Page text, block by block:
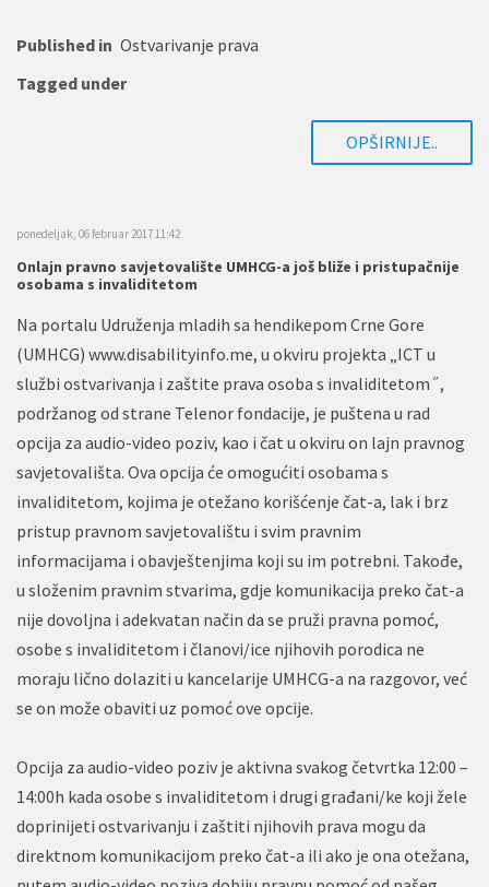
Published in Ostvarivanje prava
Tagged under
OPŠIRNIJE..
ponedeljak, 06 februar 2017 11:42
Onlajn pravno savjetovalište UMHCG-a još bliže i pristupačnije
osobama s invaliditetom
Na portalu Udruženja mladih sa hendikepom Crne Gore
(UMHCG) www.disabilityinfo.me, u okviru projekta „ICT u
službi ostvarivanja i zaštite prava osoba s invaliditetom˝,
podržanog od strane Telenor fondacije, je puštena u rad
opcija za audio-video poziv, kao i čat u okviru on lajn pravnog
savjetovališta. Ova opcija će omogućiti osobama s
invaliditetom, kojima je otežano korišćenje čat-a, lak i brz
pristup pravnom savjetovalištu i svim pravnim
informacijama i obavještenjima koji su im potrebni. Takođe,
u složenim pravnim stvarima, gdje komunikacija preko čat-a
nije dovoljna i adekvatan način da se pruži pravna pomoć,
osobe s invaliditetom i članovi/ice njihovih porodica ne
moraju lično dolaziti u kancelarije UMHCG-a na razgovor, već
se on može obaviti uz pomoć ove opcije.
Opcija za audio-video poziv je aktivna svakog četvrtka 12:00 –
14:00h kada osobe s invaliditetom i drugi građani/ke koji žele
doprinijeti ostvarivanju i zaštiti njihovih prava mogu da
direktnom komunikacijom preko čat-a ili ako je ona otežana,